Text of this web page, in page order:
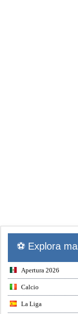
⚽ Explora
Apertura 2026
Calcio
La Liga